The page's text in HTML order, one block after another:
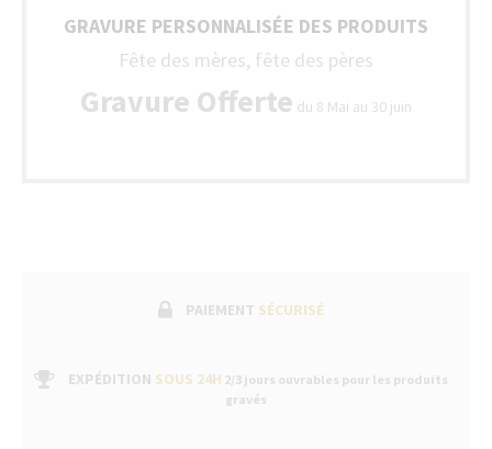
GRAVURE PERSONNALISÉE DES PRODUITS
Fête des mères, fête des pères
Gravure Offerte du 8 Mai au 30 juin
PAIEMENT SÉCURISÉ
EXPÉDITION SOUS 24H 2/3 jours ouvrables pour les produits
gravés